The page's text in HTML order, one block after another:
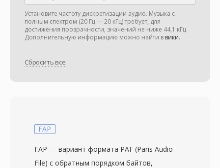
Установите частоту дискретизации аудио. Музыка с
полным спектром (20 Гц — 20 кГц) требует, для
достижения прозрачности, значений не ниже 44,1 кГц.
Дополнительную информацию можно найти в вики.
Сбросить все
FAP
FAP — вариант формата PAF (Paris Audio
File) с обратным порядком байтов,